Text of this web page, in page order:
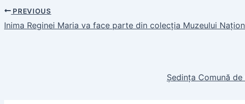
PREVIOUS
Inima Reginei Maria va face parte din colecția Muzeului
Ședința Comună